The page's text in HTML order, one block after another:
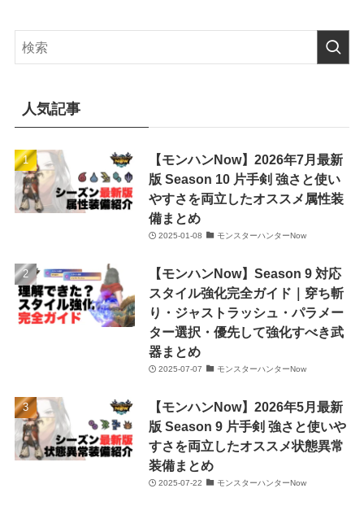
人気記事
【モンハンNow】2026年7月最新
版 Season 10 片手剣 強さと使い
やすさを両立したオススメ属性装
備まとめ
2025-01-08 モンスターハンターNow
【モンハンNow】Season 9 対応
スタイル強化完全ガイド｜穿ち斬
り・ジャストラッシュ・パラメー
ター選択・優先して強化すべき武
器まとめ
2025-07-07 モンスターハンターNow
【モンハンNow】2026年5月最新
版 Season 9 片手剣 強さと使いや
すさを両立したオススメ状態異常
装備まとめ
2025-07-22 モンスターハンターNow